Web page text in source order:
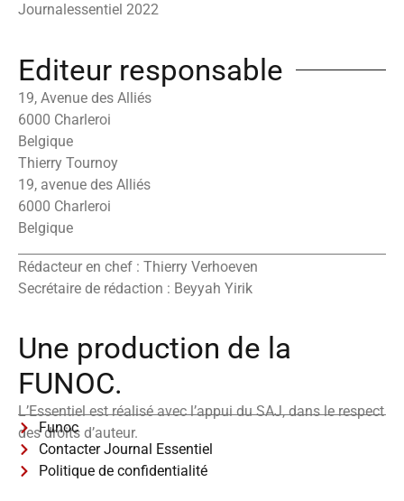
Journalessentiel 2022
Editeur responsable
19, Avenue des Alliés
6000 Charleroi
Belgique
Thierry Tournoy
19, avenue des Alliés
6000 Charleroi
Belgique
Rédacteur en chef : Thierry Verhoeven
Secrétaire de rédaction : Beyyah Yirik
Une production de la
FUNOC.
L’Essentiel est réalisé avec l’appui du SAJ, dans le respect
des droits d’auteur.
Funoc
Contacter Journal Essentiel
Politique de confidentialité